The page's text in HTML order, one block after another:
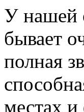
У нашей
бывает
полная
местах и